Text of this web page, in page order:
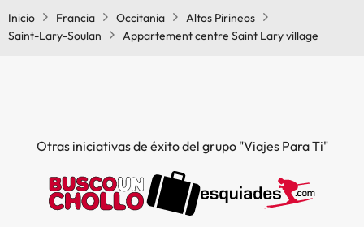
Inicio
Francia Occitania
Altos Pirineos
Saint-Lary-Soulan
Appartement centre Saint Lary village
Otras iniciativas de éxito del grupo "Viajes Para Ti"